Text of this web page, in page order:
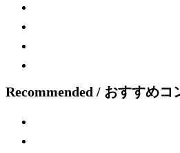
Recommended / おすすめコ